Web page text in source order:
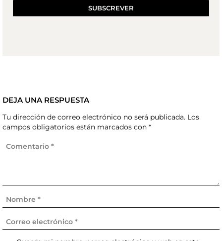
SUBSCREVER
DEJA UNA RESPUESTA
Tu dirección de correo electrónico no será publicada. Los
campos obligatorios están marcados con *